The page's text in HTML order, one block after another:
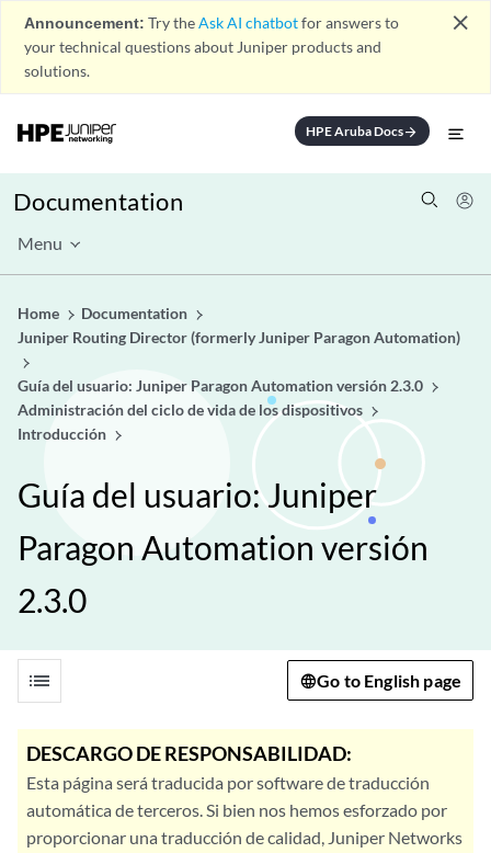
Announcement: Try theAsk AI chatbotfor answers to
your technical questions about Juniper products and
solutions.
close
HPE Aruba Docsarrow_forward
Documentation
Menu
Home
Documentation
Juniper Routing Director (formerly Juniper Paragon Automation)
Guía del usuario: Juniper Paragon Automation versión 2.3.0
Administración del ciclo de vida de los dispositivos
Introducción
Guía del usuario: Juniper
Paragon Automation versión
2.3.0
list Go to English page
DESCARGO DE RESPONSABILIDAD:
Esta página será traducida por software de traducción
automática de terceros. Si bien nos hemos esforzado por
proporcionar una traducción de calidad, Juniper Networks